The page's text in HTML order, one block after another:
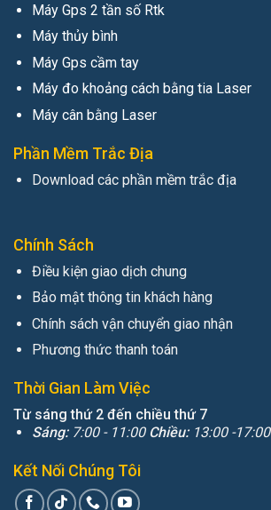
Máy Gps 2 tần số Rtk
Máy thủy bình
Máy Gps cầm tay
Máy đo khoảng cách bằng tia Laser
Máy cân bằng Laser
Phần Mềm Trắc Địa
Download các phần mềm trắc địa
Chính Sách
Điều kiện giao dịch chung
Bảo mật thông tin khách hàng
Chính sách vận chuyển giao nhận
Phương thức thanh toán
Thời Gian Làm Việc
Từ sáng thứ 2 đến chiều thứ 7
Sáng: 7:00 - 11:00 Chiều: 13:00 -17:00
Kết Nối Chúng Tôi